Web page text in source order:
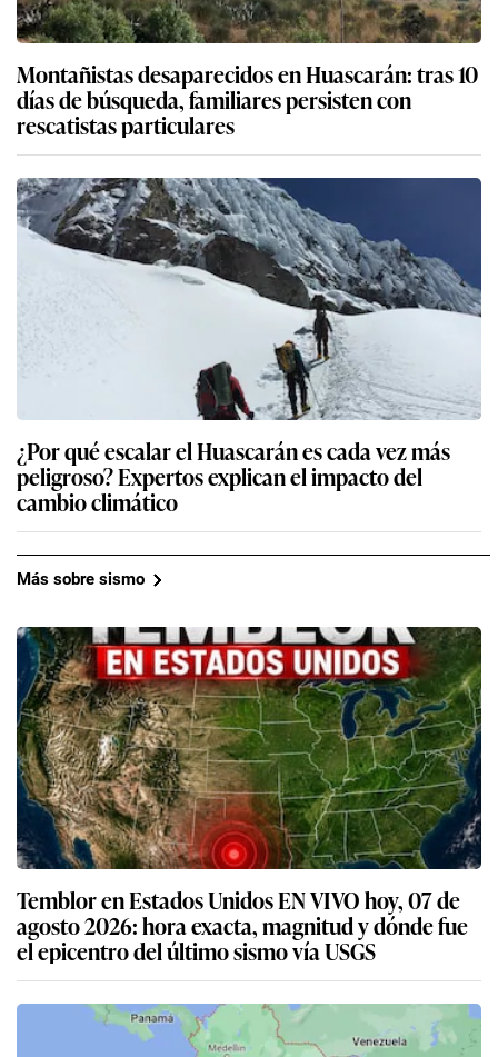
Montañistas desaparecidos en Huascarán: tras 10
días de búsqueda, familiares persisten con
rescatistas particulares
¿Por qué escalar el Huascarán es cada vez más
peligroso? Expertos explican el impacto del
cambio climático
Más sobre sismo
Temblor en Estados Unidos EN VIVO hoy, 07 de
agosto 2026: hora exacta, magnitud y dónde fue
el epicentro del último sismo vía USGS